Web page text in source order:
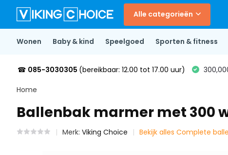
Alle categorieën
Wonen Baby & kind Speelgoed Sporten & fitness
☎ 085-3030305 (bereikbaar: 12.00 tot 17.00 uur)
Home
Ballenbak marmer met 300
Merk: Viking Choice Bekijk alles Complete